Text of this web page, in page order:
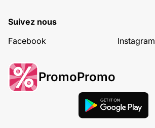
Suivez nous
Facebook
Instagram
PromoPromo